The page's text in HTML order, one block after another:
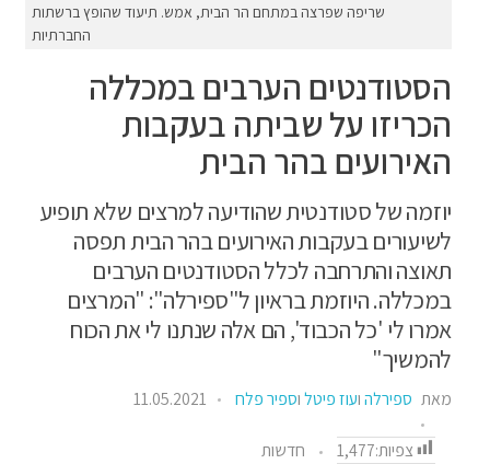
שריפה שפרצה במתחם הר הבית, אמש. תיעוד שהופץ ברשתות
החברתיות
הסטודנטים הערבים במכללה
הכריזו על שביתה בעקבות
האירועים בהר הבית
יוזמה של סטודנטית שהודיעה למרצים שלא תופיע
לשיעורים בעקבות האירועים בהר הבית תפסה
תאוצה והתרחבה לכלל הסטודנטים הערבים
במכללה. היוזמת בראיון ל"ספירלה": "המרצים
אמרו לי 'כל הכבוד', הם אלה שנתנו לי את הכוח
להמשיך"
מאת ספירלהועוז פיטלוספיר פלח 11.05.2021
צפיות:1,477 חדשות